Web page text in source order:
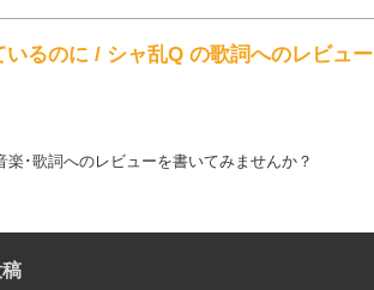
いるのに / シャ乱Q の歌詞へのレビュー
楽･歌詞へのレビューを書いてみませんか？